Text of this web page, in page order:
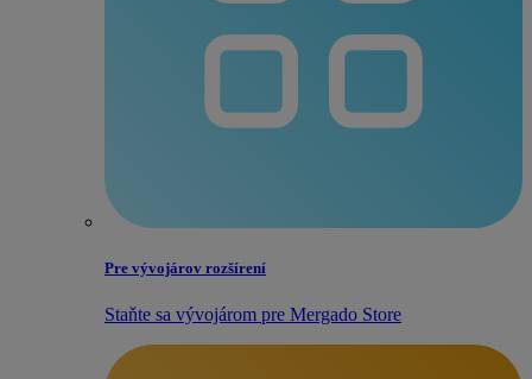
Pre vývojárov rozšírení
Staňte sa vývojárom pre Mergado Store